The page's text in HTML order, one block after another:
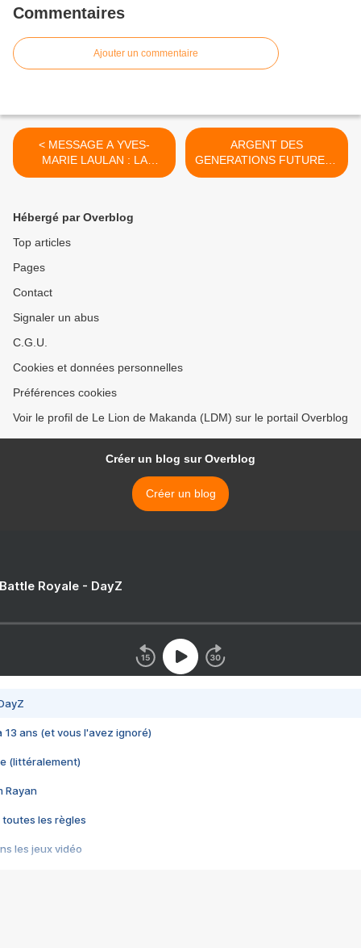
Commentaires
Ajouter un commentaire
< MESSAGE A YVES-
MARIE LAULAN : LA
DEMOGRAPHIE
COMME VOUS !
ARGENT DES
GENERATIONS FUTURES :
LES CHINOIS AURAIENT-
Hébergé par Overblog
Top articles
Pages
Contact
Signaler un abus
C.G.U.
Cookies et données personnelles
Préférences cookies
Voir le profil de Le Lion de Makanda (LDM) sur le portail Overblog
Créer un blog sur Overblog
Créer un blog
Royale - DayZ
13 ans (et vous l'avez ignoré)
(littéralement)
Rayan
toutes les règles
les jeux vidéo